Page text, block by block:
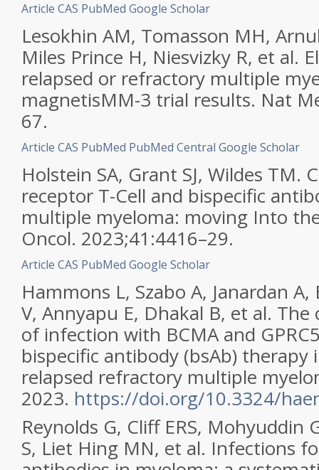
Article CAS PubMed Google Scholar
Lesokhin AM, Tomasson MH,
Miles Prince H, Niesvizky R, et al.
relapsed or refractory multiple
magnetisMM-3 trial results. Nat
67.
Article CAS PubMed PubMed Central Google Scholar
Holstein SA, Grant SJ, Wildes TM.
receptor T-Cell and bispecific
multiple myeloma: moving Into
Oncol. 2023;41:4416–29.
Article CAS PubMed Google Scholar
Hammons L, Szabo A, Janardan
V, Annyapu E, Dhakal B, et al.
of infection with BCMA and
bispecific antibody (bsAb)
relapsed refractory multiple
2023. https://doi.org/10.3324/
Reynolds G, Cliff ERS, Mohyuddin
S, Liet Hing MN, et al. Infections